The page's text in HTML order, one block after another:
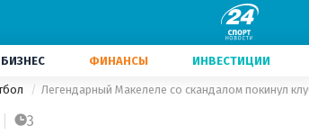
БИЗНЕС ФИНАНСЫ ИНВЕСТИЦИИ
3